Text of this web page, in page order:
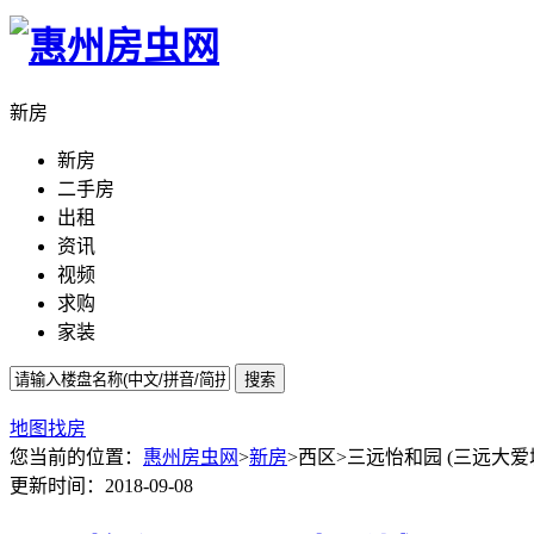
新房
新房
二手房
出租
资讯
视频
求购
家装
搜索
地图找房
您当前的位置： 惠州房虫网>新房>西区>三远怡和园 (三远大爱
更新时间：2018-09-08